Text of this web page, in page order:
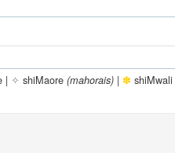
| ✧ shiMaore (mahorais) | ✽ shiMwali